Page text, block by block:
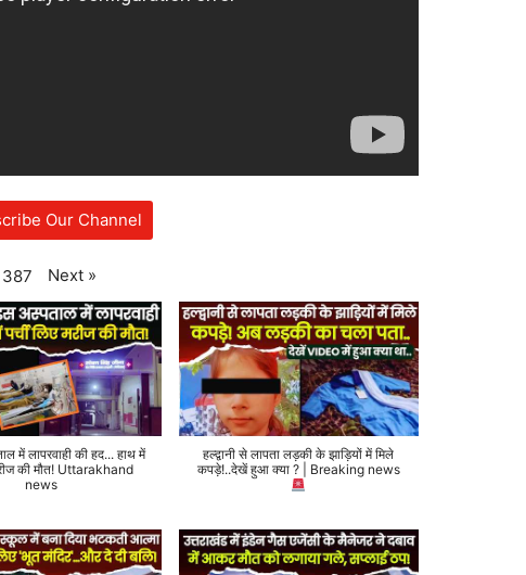
Our Channel
387 Next »
में लापरवाही की हद... हाथ में
की मौत! Uttarakhand
news
हल्द्वानी से लापता लड़की के झाड़ियों में मिले
कपड़े!..देखें हुआ क्या ? | Breaking news